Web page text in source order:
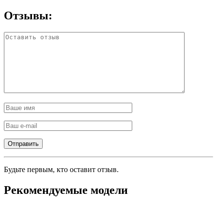
Отзывы:
Будьте первым, кто оставит отзыв.
Рекомендуемые модели